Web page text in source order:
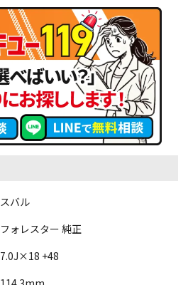
スバル
フォレスター 純正
7.0J×18 +48